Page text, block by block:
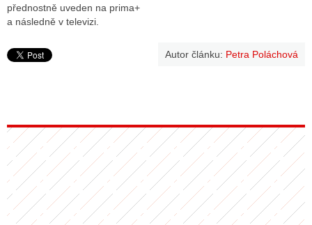
přednostně uveden na prima+
a následně v televizi.
Autor článku: Petra Poláchová